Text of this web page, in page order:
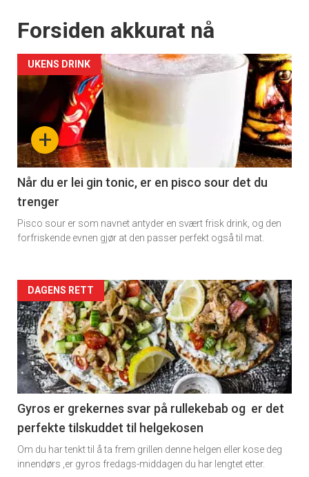
Forsiden akkurat nå
+
UKENS DRINK
Når du er lei gin tonic, er en pisco sour det du
trenger
Pisco sour er som navnet antyder en svært frisk drink, og den
forfriskende evnen gjør at den passer perfekt også til mat.
Forsiden
akkurat
nå
-
2
DAGENS RETT
Gyros er grekernes svar på rullekebab og er det
perfekte tilskuddet til helgekosen
Om du har tenkt til å ta frem grillen denne helgen eller kose deg
innendørs ,er gyros fredags-middagen du har lengtet etter.